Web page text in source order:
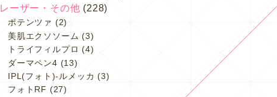
レーザー・その他 (228)
ポテンツァ (2)
美肌エクソソーム (3)
トライフィルプロ (4)
ダーマペン4 (13)
IPL(フォト)-ルメッカ (3)
フォトRF (27)